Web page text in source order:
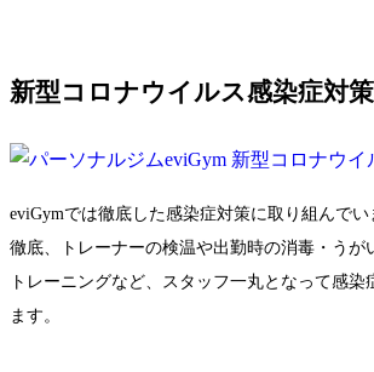
新型コロナウイルス感染症対策
eviGymでは徹底した感染症対策に取り組んで
徹底、トレーナーの検温や出勤時の消毒・うが
トレーニングなど、スタッフ一丸となって感染
ます。